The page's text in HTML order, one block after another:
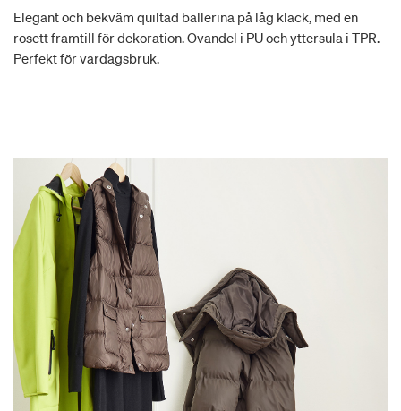
Elegant och bekväm quiltad ballerina på låg klack, med en
rosett framtill för dekoration. Ovandel i PU och yttersula i TPR.
Perfekt för vardagsbruk.